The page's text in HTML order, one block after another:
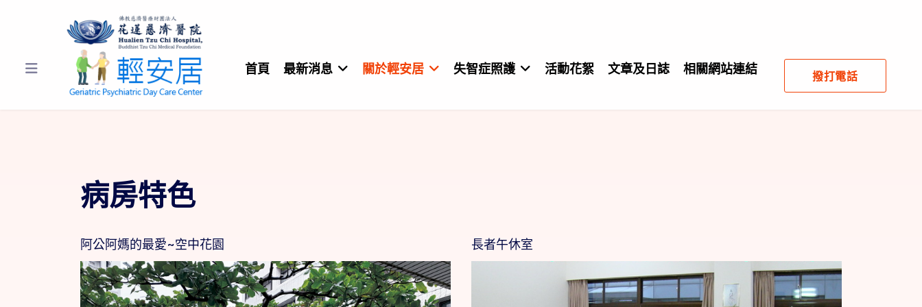
首頁 最新消息 關於輕安居 失智症照護 活動花絮 文章及日誌 相關網站連結 撥打電話
病房特色
阿公阿媽的最愛~空中花園 長者午休室